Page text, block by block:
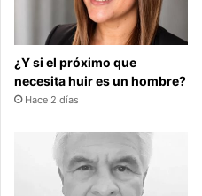
¿Y si el próximo que
necesita huir es un hombre?
Hace 2 días